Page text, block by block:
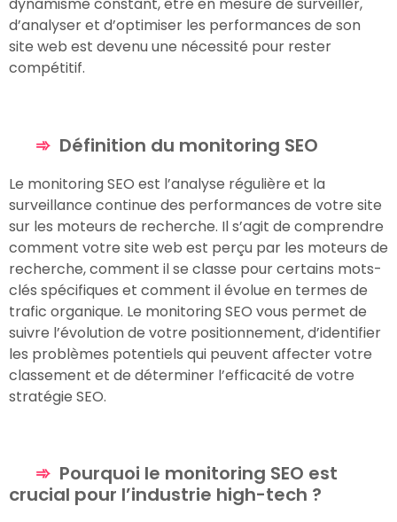
d’analyser et d’optimiser les performances de son
site web est devenu une nécessité pour rester
compétitif.
Définition du monitoring SEO
Le monitoring SEO est l’analyse régulière et la
surveillance continue des performances de votre site
sur les moteurs de recherche. Il s’agit de comprendre
comment votre site web est perçu par les moteurs de
recherche, comment il se classe pour certains mots-
clés spécifiques et comment il évolue en termes de
trafic organique. Le monitoring SEO vous permet de
suivre l’évolution de votre positionnement, d’identifier
les problèmes potentiels qui peuvent affecter votre
classement et de déterminer l’efficacité de votre
stratégie SEO.
Pourquoi le monitoring SEO est
crucial pour l’industrie high-tech ?